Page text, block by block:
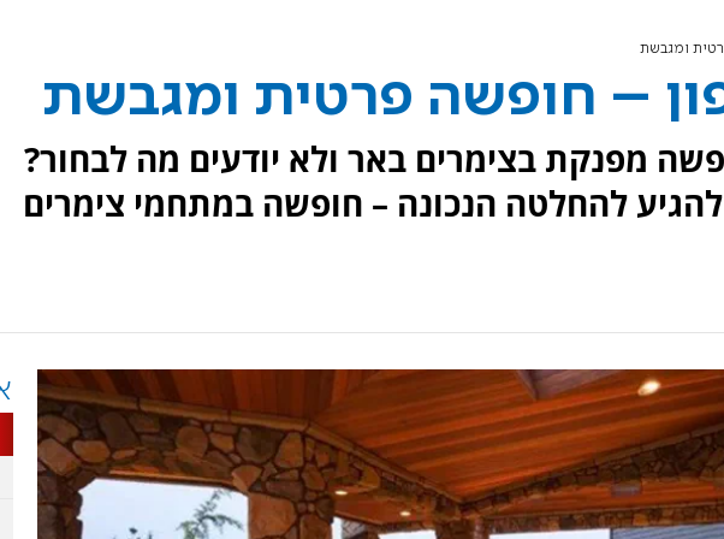
ומגבשת
– חופשה פרטית ומגבשת
מפנקת בצימרים באר ולא יודעים מה לבחור?
להגיע להחלטה הנכונה – חופשה במתחמי צימרים